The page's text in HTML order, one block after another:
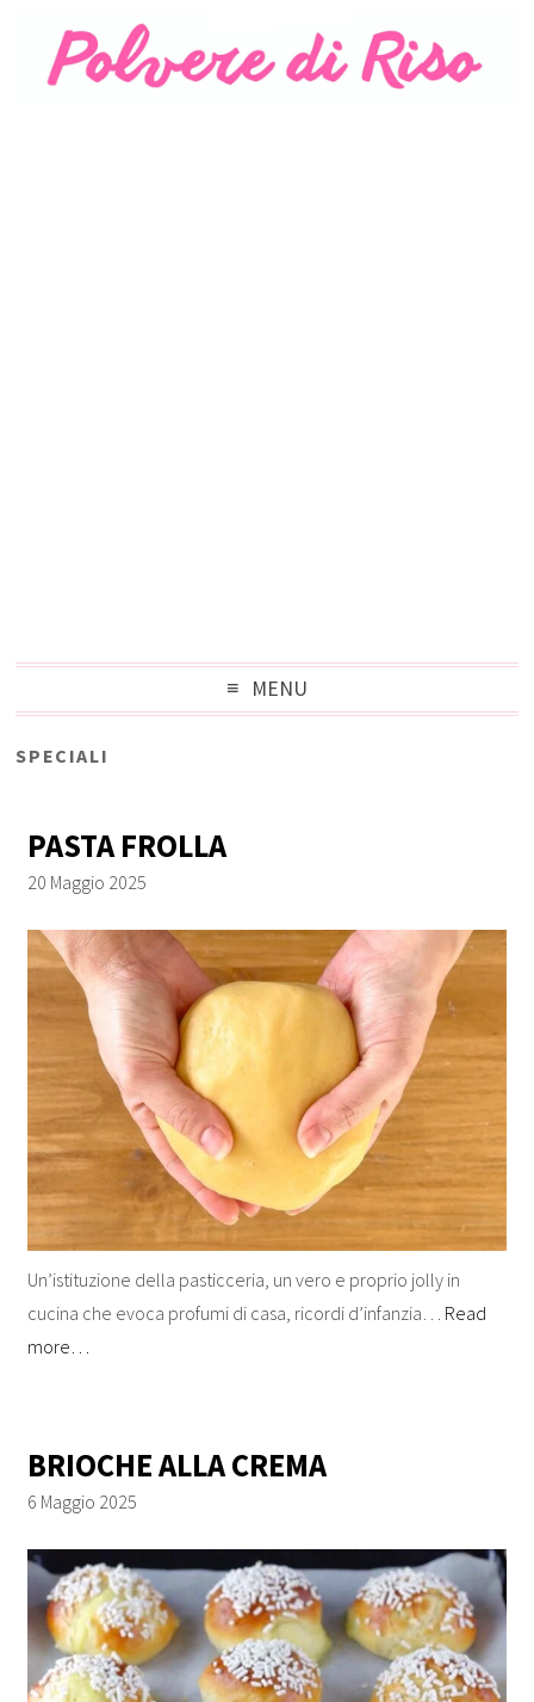
MENU
SPECIALI
PASTA FROLLA
20 Maggio 2025
Un’istituzione della pasticceria, un vero e proprio jolly in
cucina che evoca profumi di casa, ricordi d’infanzia… Read
more…
BRIOCHE ALLA CREMA
6 Maggio 2025